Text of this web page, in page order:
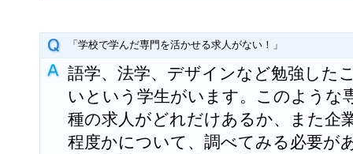
「学校で学んだ専門を活かせる求人がない！」
語学、法学、デザインなど勉強した
いという学生がいます。このような
種の求人がどれだけあるか、また企
程度かについて、調べてみる必要が